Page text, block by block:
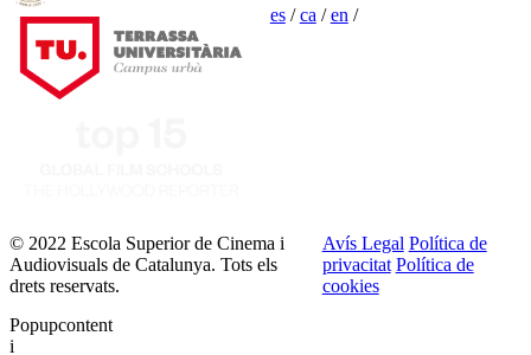
es/ca /en /
© 2022 Escola Superior de Cinema i
Audiovisuals de Catalunya. Tots els
drets reservats.
Avís Legal Política de
privacitat Política de
cookies
Popupcontent
i